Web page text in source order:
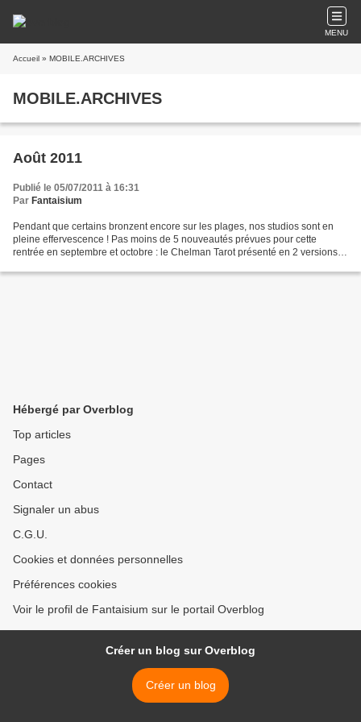
MENU
Accueil » MOBILE.ARCHIVES
MOBILE.ARCHIVES
Août 2011
Publié le 05/07/2011 à 16:31
Par Fantaisium
Pendant que certains bronzent encore sur les plages, nos studios sont en
pleine effervescence ! Pas moins de 5 nouveautés prévues pour cette
rentrée en septembre et octobre : le Chelman Tarot présenté en 2 versions,
Hébergé par Overblog
Top articles
Pages
Contact
Signaler un abus
C.G.U.
Cookies et données personnelles
Préférences cookies
Voir le profil de Fantaisium sur le portail Overblog
Créer un blog sur Overblog
Créer un blog